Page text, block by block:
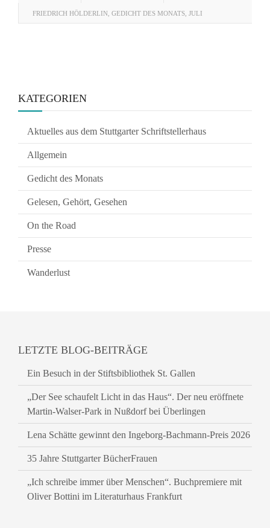
FRIEDRICH HÖLDERLIN GEDICHT DES MONATS JULI
KATEGORIEN
Aktuelles aus dem Stuttgarter Schriftstellerhaus
Allgemein
Gedicht des Monats
Gelesen, Gehört, Gesehen
On the Road
Presse
Wanderlust
LETZTE BLOG-BEITRÄGE
Ein Besuch in der Stiftsbibliothek St. Gallen
„Der See schaufelt Licht in das Haus“. Der neu eröffnete
Martin-Walser-Park in Nußdorf bei Überlingen
Lena Schätte gewinnt den Ingeborg-Bachmann-Preis 2026
35 Jahre Stuttgarter BücherFrauen
„Ich schreibe immer über Menschen“. Buchpremiere mit
Oliver Bottini im Literaturhaus Frankfurt